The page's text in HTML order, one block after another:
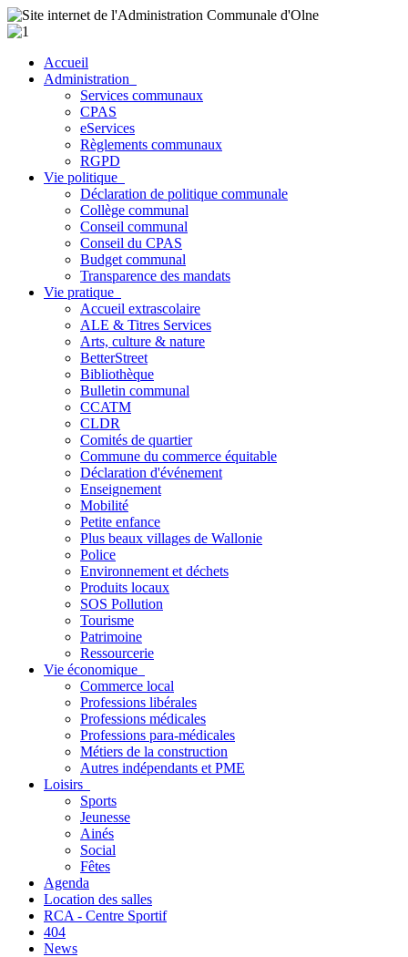
Accueil
Administration
Services communaux
CPAS
eServices
Règlements communaux
RGPD
Vie politique
Déclaration de politique communale
Collège communal
Conseil communal
Conseil du CPAS
Budget communal
Transparence des mandats
Vie pratique
Accueil extrascolaire
ALE & Titres Services
Arts, culture & nature
BetterStreet
Bibliothèque
Bulletin communal
CCATM
CLDR
Comités de quartier
Commune du commerce équitable
Déclaration d'événement
Enseignement
Mobilité
Petite enfance
Plus beaux villages de Wallonie
Police
Environnement et déchets
Produits locaux
SOS Pollution
Tourisme
Patrimoine
Ressourcerie
Vie économique
Commerce local
Professions libérales
Professions médicales
Professions para-médicales
Métiers de la construction
Autres indépendants et PME
Loisirs
Sports
Jeunesse
Ainés
Social
Fêtes
Agenda
Location des salles
RCA - Centre Sportif
404
News